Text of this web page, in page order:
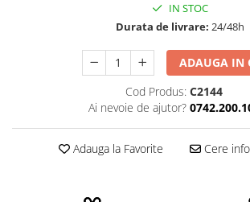
IN STOC
Durata de livrare: 24/48h
ADAUGA IN
Cod Produs: C2144
Ai nevoie de ajutor?
Adauga la Favorite Cere